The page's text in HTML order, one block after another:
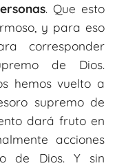
. Que esto
y para eso
corresponder
de Dios.
hemos vuelto a
supremo de
dará fruto en
acciones
de Dios. Y sin